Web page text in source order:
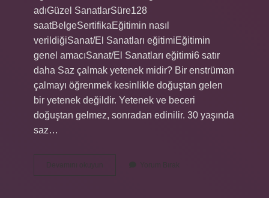
adıGüzel SanatlarSüre128
saatBelgeSertifikaEğitimin nasıl
verildiğiSanat/El Sanatları eğitimiEğitimin
genel amacıSanat/El Sanatları eğitimi6 satır
daha Saz çalmak yetenek midir? Bir enstrüman
çalmayı öğrenmek kesinlikle doğuştan gelen
bir yetenek değildir. Yetenek ve beceri
doğuştan gelmez, sonradan edinilir. 30 yaşında
saz…
Devamını okuyun
Yaşından
Yorum Bırak